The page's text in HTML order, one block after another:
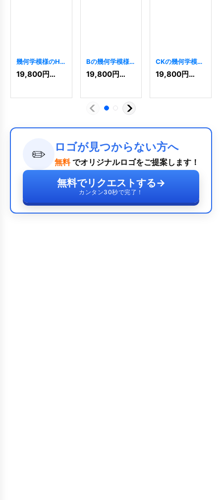
幾何学模様のHH
ロゴ[4192
19,800円(税込)
Bの幾何学模様の
ロゴ[4322
19,800円(税込)
CKの幾何学模様
のロゴ [4189
19,800円(税込)
✏️ ロゴが見つからない方へ
無料 でオリジナルロゴをご提案します！
無料でリクエストする→
カンタン30秒で完了！